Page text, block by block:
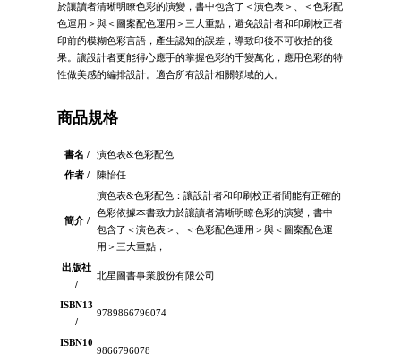
於讓讀者清晰明瞭色彩的演變，書中包含了＜演色表＞、＜色彩配
色運用＞與＜圖案配色運用＞三大重點，避免設計者和印刷校正者
印前的模糊色彩言語，產生認知的誤差，導致印後不可收拾的後
果。讓設計者更能得心應手的掌握色彩的千變萬化，應用色彩的特
性做美感的編排設計。適合所有設計相關領域的人。
商品規格
書名 /
演色表&色彩配色
作者 /
陳怡任
簡介 /
演色表&色彩配色：讓設計者和印刷校正者間能有正確的
色彩依據本書致力於讓讀者清晰明瞭色彩的演變，書中
包含了＜演色表＞、＜色彩配色運用＞與＜圖案配色運
用＞三大重點，
出版社
/
北星圖書事業股份有限公司
ISBN13
/
9789866796074
ISBN10
9866796078